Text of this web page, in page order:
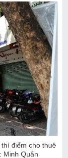
điểm cho thuê
Minh Quân